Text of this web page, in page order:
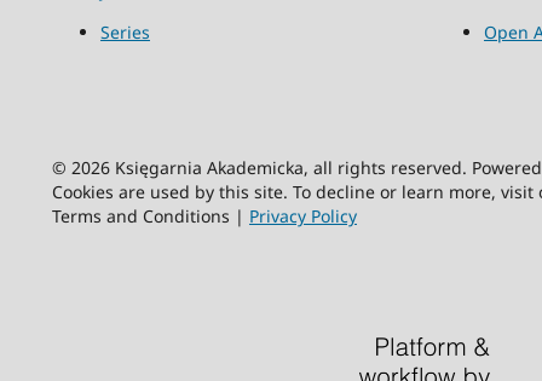
Series
Open
© 2026 Księgarnia Akademicka, all rights reserved.
Cookies are used by this site. To decline or learn more,
Terms and Conditions | Privacy Policy